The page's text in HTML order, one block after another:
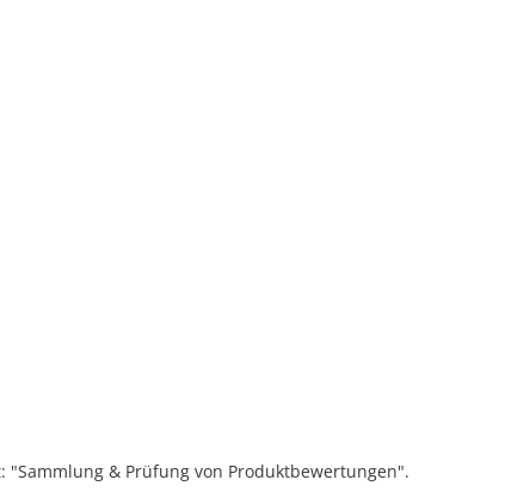
& Prüfung von Produktbewertungen".